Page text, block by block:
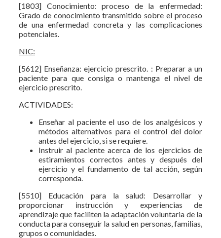
[1803] Conocimiento: proceso de la enfermedad:
Grado de conocimiento transmitido sobre el proceso
de una enfermedad concreta y las complicaciones
potenciales.
NIC:
[5612] Enseñanza: ejercicio prescrito. : Preparar a un
paciente para que consiga o mantenga el nivel de
ejercicio prescrito.
ACTIVIDADES:
Enseñar al paciente el uso de los analgésicos y
métodos alternativos para el control del dolor
antes del ejercicio, si se requiere.
Instruir al paciente acerca de los ejercicios de
estiramientos correctos antes y después del
ejercicio y el fundamento de tal acción, según
corresponda.
[5510] Educación para la salud: Desarrollar y
proporcionar instrucción y experiencias de
aprendizaje que faciliten la adaptación voluntaria de la
conducta para conseguir la salud en personas, familias,
grupos o comunidades.